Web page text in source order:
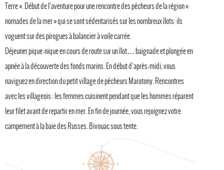
Terre ». Début de l’aventure pour une rencontre des pêcheurs de la région «
nomades de la mer » qui se sont sédentarisés sur les nombreux îlots: ils
voguent sur des pirogues à balancier à voile carrée.
Déjeuner pique-nique en cours de route sur un îlot… baignade et plongée en
apnée à la découverte des fonds marins. En début d’après-midi, vous
naviguez en direction du petit village de pêcheurs Marotony. Rencontres
avec les villageois : les femmes cuisinent pendant que les hommes réparent
leur filet avant de repartir en mer. En fin de journée, vous rejoignez votre
campement à la baie des Russes. Bivouac sous tente.